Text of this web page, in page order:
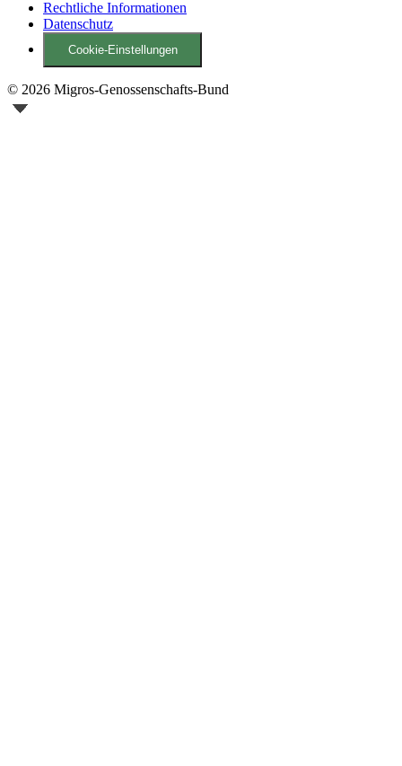
Rechtliche Informationen
Datenschutz
Cookie-Einstellungen
© 2026 Migros-Genossenschafts-Bund